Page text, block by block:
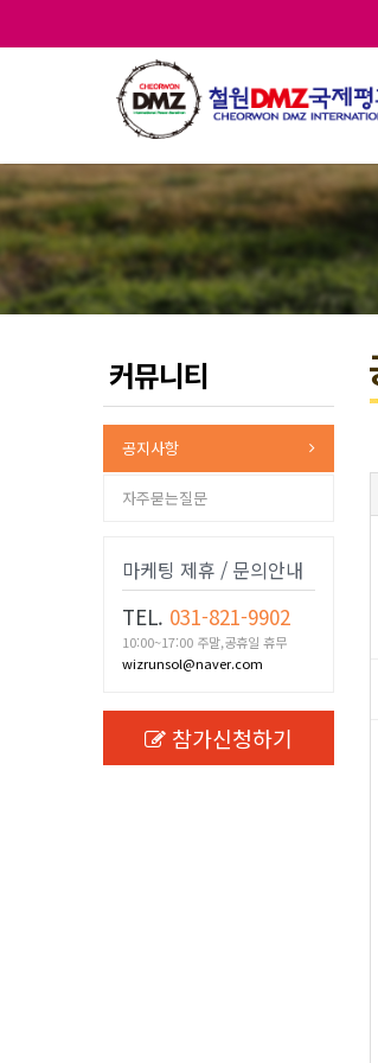
커뮤니티
공지사항
자주묻는질문
마케팅 제휴 / 문의안내
TEL. 031-821-9902
10:00~17:00 주말,공휴일 휴무
wizrunsol@naver.com
참가신청하기